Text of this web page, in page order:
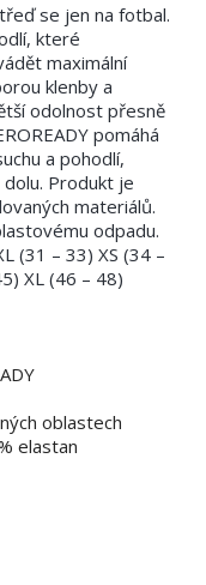
se jen na fotbal.
které
maximální
klenby a
odolnost přesně
pomáhá
a pohodlí,
Produkt je
materiálů.
odpadu.
(31 – 33) XS (34 –
XL (46 – 48)
oblastech
elastan